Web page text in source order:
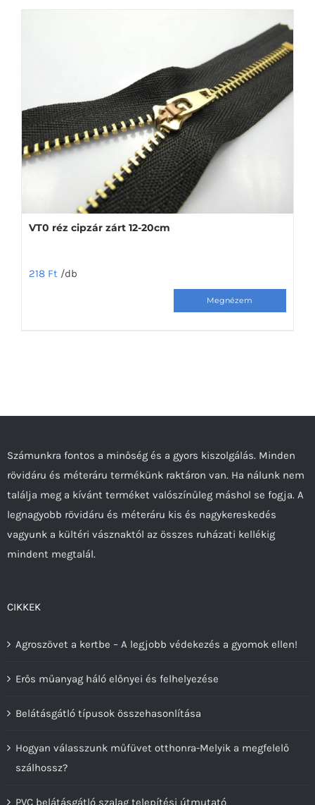
VT0 réz cipzár zárt 12-20cm
218 Ft /db
a
termékoldalon
választhatók
ki
Számunkra fontos a minőség és a gyors kiszolgálás. Minden
rövidáru és méteráru termékünk raktáron van. Ha nálunk nem
találja meg a kívánt terméket valószínűleg máshol se fogja. A
legnagyobb rövidáru és méteráru kis és nagykereskedés
vagyunk a kültéri vásznaktól az összes ruházati kellékig
mindent megtalál.
CIKKEK
Agroszövet a kertbe – A legjobb védekezés a gyomok ellen!
Erős műanyag háló előnyei és felhelyezése
Belátásgátló típusok összehasonlítása
Hogyan válasszunk műfüvet otthonra-Melyik a megfelelő
szálhossz?
PVC belátásgátló szalag telepítési útmutató